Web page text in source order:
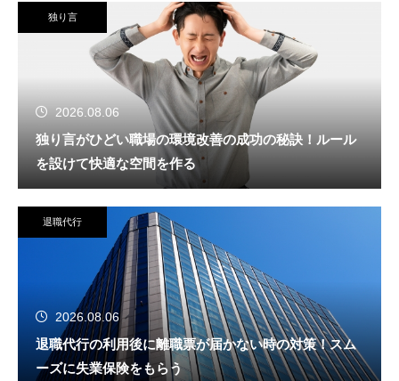
独り言
2026.08.06
独り言がひどい職場の環境改善の成功の秘訣！ルール
を設けて快適な空間を作る
退職代行
2026.08.06
退職代行の利用後に離職票が届かない時の対策！スム
ーズに失業保険をもらう